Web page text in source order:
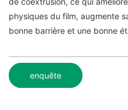
physiques du film, augmente
bonne barrière et une bonne
enquête